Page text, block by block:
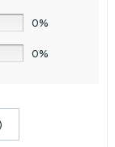
0%
0%